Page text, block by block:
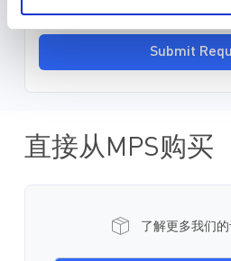
Submit
直接从MPS购买
了解更多我们